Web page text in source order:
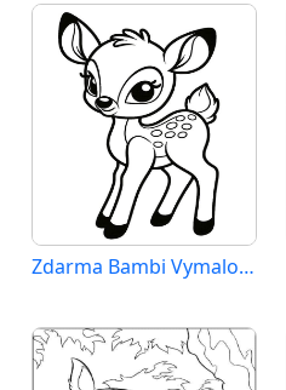
Zdarma Bambi Vymalovatelné